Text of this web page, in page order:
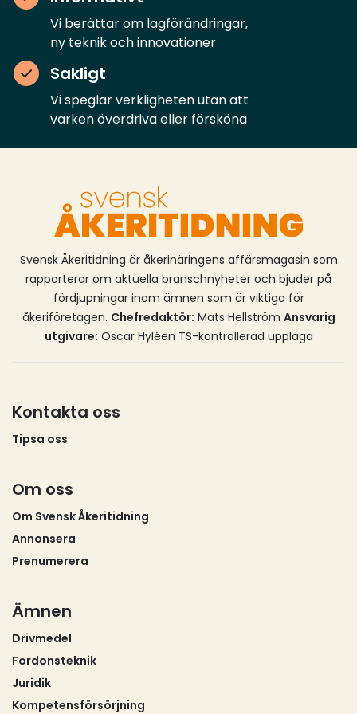
sommaren.
mötesplattformar, medan distansundervisning
avser icke lärarledd utbildning, så kallat e-lärande.
Samtidigt blir det möjligt att använda avancerade
simulatorer som ersättning för vissa delar av
körträningen i grundutbildningen.Ändringarna träder
i kraft den 1 september 2026. Utbildningsanordnare
som har tillstånd att bedriva utbildning i
yrkesförarkompetens kan behöva uppdatera sina
Transportstyrelsen (kostnadsfritt).
Utbildningsanordnare som vill förändra sin utbildning
till att omfatta fjärrundervisning,
distansundervisning (så kallad e-lärande) eller
använda avancerad simulator behöver ansöka om
ändring av befintligt tillstånd (avgiftsbelagd
ansökan).
Vi berättar om lagförändringar,
ny teknik och innovationer
Sakligt
Vi speglar verkligheten utan att
varken överdriva eller försköna
Svensk Åkeritidning är åkerinäringens affärsmagasin som
rapporterar om aktuella branschnyheter och bjuder på
fördjupningar inom ämnen som är viktiga för
åkeriföretagen. Chefredaktör: Mats Hellström Ansvarig
utgivare: Oscar Hyléen TS-kontrollerad upplaga
Kontakta oss
Tipsa oss
Om oss
Om Svensk Åkeritidning
Annonsera
Prenumerera
Ämnen
Drivmedel
Fordonsteknik
Juridik
Kompetensförsörjning